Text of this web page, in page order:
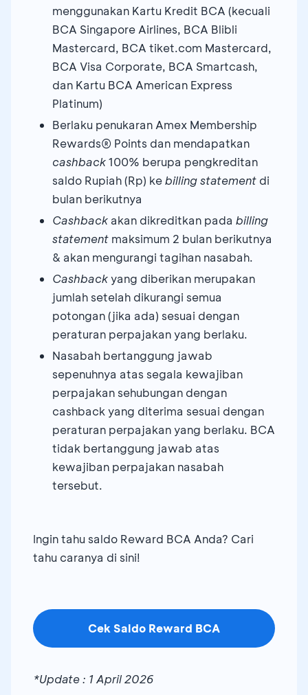
menggunakan Kartu Kredit BCA (kecuali
BCA Singapore Airlines, BCA Blibli
Mastercard, BCA tiket.com Mastercard,
BCA Visa Corporate, BCA Smartcash,
dan Kartu BCA American Express
Platinum)
Berlaku penukaran Amex Membership
Rewards® Points dan mendapatkan
cashback100% berupa pengkreditan
saldo Rupiah (Rp) kebilling statement di
bulan berikutnya
Cashback akan dikreditkan pada billing
statement maksimum 2 bulan berikutnya
& akan mengurangi tagihan nasabah.
Cashbackyang diberikan merupakan
jumlah setelah dikurangi semua
potongan (jika ada) sesuai dengan
peraturan perpajakan yang berlaku.
Nasabah bertanggung jawab
sepenuhnya atas segala kewajiban
perpajakan sehubungan dengan
cashback yang diterima sesuai dengan
peraturan perpajakan yang berlaku. BCA
tidak bertanggung jawab atas
kewajiban perpajakan nasabah
tersebut.
Ingin tahu saldo Reward BCA Anda? Cari
tahu caranya di sini!
Cek Saldo Reward BCA
*Update : 1 April 2026